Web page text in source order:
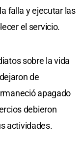
falla y ejecutar las
el servicio.
sobre la vida
de
apagado
debieron
actividades.